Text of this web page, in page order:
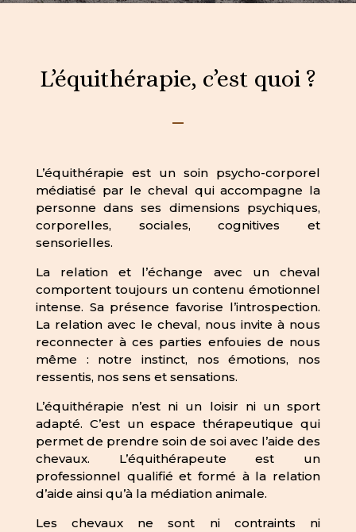
L’équithérapie, c’est quoi ?
L’équithérapie est un soin psycho-corporel
médiatisé par le cheval qui accompagne la
personne dans ses dimensions psychiques,
corporelles, sociales, cognitives et
sensorielles.
La relation et l’échange avec un cheval
comportent toujours un contenu émotionnel
intense. Sa présence favorise l’introspection.
La relation avec le cheval, nous invite à nous
reconnecter à ces parties enfouies de nous
même : notre instinct, nos émotions, nos
ressentis, nos sens et sensations.
L’équithérapie n’est ni un loisir ni un sport
adapté. C’est un espace thérapeutique qui
permet de prendre soin de soi avec l’aide des
chevaux. L’équithérapeute est un
professionnel qualifié et formé à la relation
d’aide ainsi qu’à la médiation animale.
Les chevaux ne sont ni contraints ni